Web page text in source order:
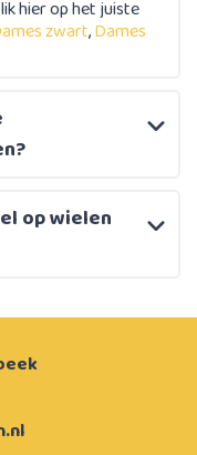
hier op het juiste
zwart,Dames
op wielen